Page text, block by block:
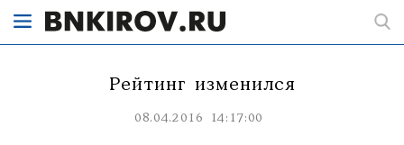
Рейтинг изменился
08.04.2016 14:17:00